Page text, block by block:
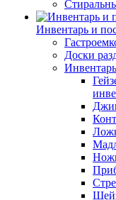
Инвентарь и
Доски